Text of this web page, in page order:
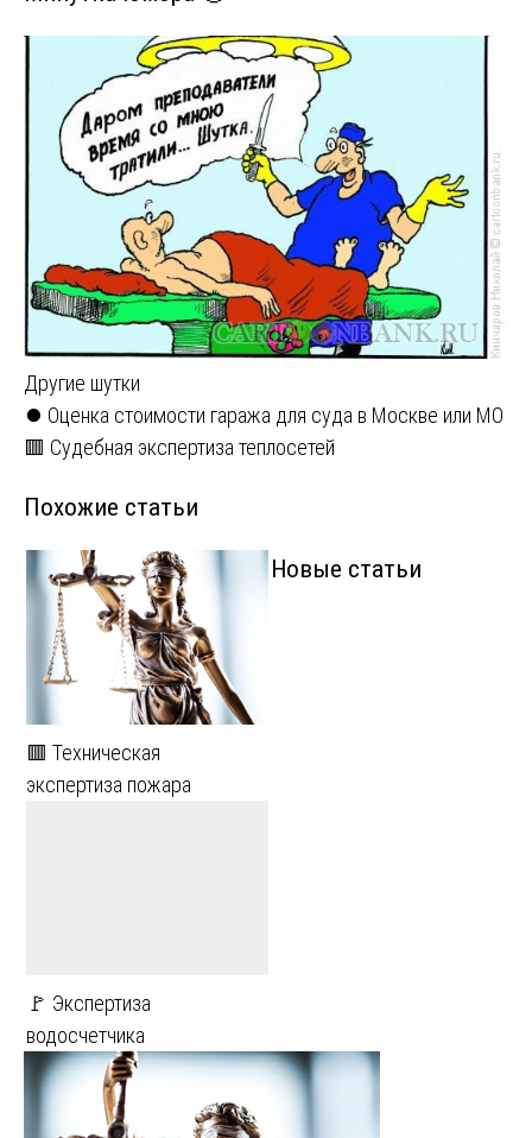
Другие шутки
Навигация
записям
⏺️ Оценка стоимости гаража для суда в Москве или МО
🟥 Судебная экспертиза теплосетей
Похожие статьи
🟥 Техническая
экспертиза пожара
🚩 Экспертиза
водосчетчика
Новые статьи